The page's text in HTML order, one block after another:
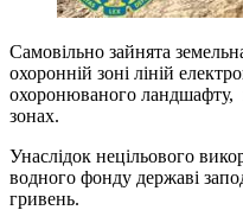
Самовільно зайнята
охоронній зоні ліній
охоронюваного ландшафту,
зонах.
Унаслідок нецільового
водного фонду державі
гривень.